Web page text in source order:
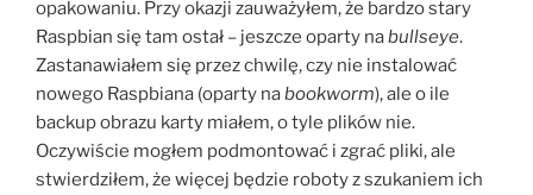
opakowaniu. Przy okazji zauważyłem, że bardzo stary
Raspbian się tam ostał – jeszcze oparty nabullseye.
Zastanawiałem się przez chwilę, czy nie instalować
nowego Raspbiana (oparty nabookworm), ale o ile
backup obrazu karty miałem, o tyle plików nie.
Oczywiście mogłem podmontować i zgrać pliki, ale
stwierdziłem, że więcej będzie roboty z szukaniem ich